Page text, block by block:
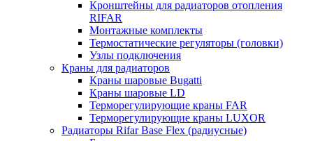
Кронштейны для радиаторов отопления
RIFAR
Монтажные комплекты
Термостатические регуляторы (головки)
Узлы подключения
Краны для радиаторов
Краны шаровые Bugatti
Краны шаровые LD
Терморегулирующие краны FAR
Терморегулирующие краны LUXOR
Радиаторы Rifar Base Flex (радиусные)